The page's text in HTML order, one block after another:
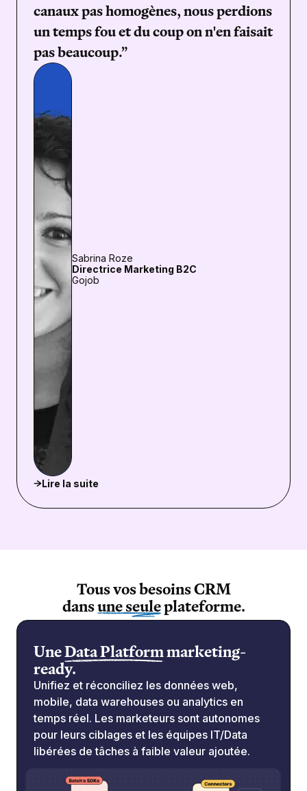
canaux pas homogènes, nous perdions
un temps fou et du coup on n'en faisait
pas beaucoup.”
Sabrina Roze
Directrice Marketing B2C
Gojob
Lire la suite
Tous vos besoins CRM
dansune seuleplateforme.
UneData Platformmarketing-
ready.
Unifiez et réconciliez les données web,
mobile, data warehouses ou analytics en
temps réel. Les marketeurs sont autonomes
pour leurs ciblages et les équipes IT/Data
libérées de tâches à faible valeur ajoutée.